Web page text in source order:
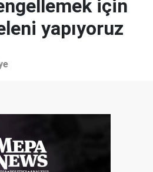
için
yapıyoruz